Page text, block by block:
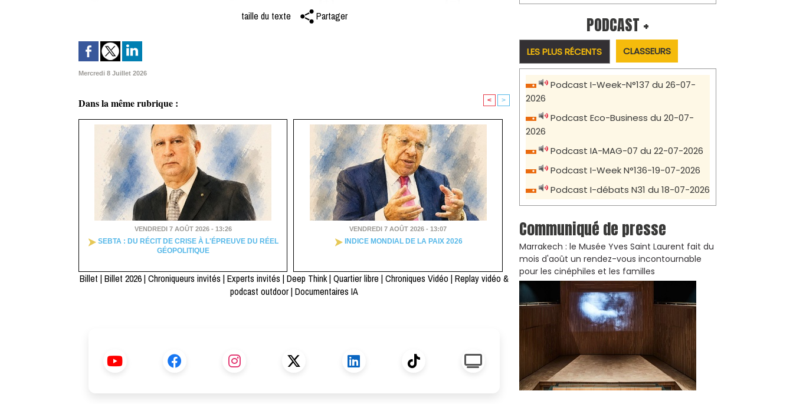
taille du texte Partager
Mercredi 8 Juillet 2026
Dans la même rubrique : < >
VENDREDI 7 AOÛT 2026 - 13:26
SEBTA : DU RÉCIT DE CRISE À L'ÉPREUVE DU RÉEL
GÉOPOLITIQUE
VENDREDI 7 AOÛT 2026 - 13:07
INDICE MONDIAL DE LA PAIX 2026
Billet |Billet 2026|Chroniqueurs invités |Experts invités |Deep Think|Quartier libre |Chroniques Vidéo |Replay vidéo &
podcast outdoor|Documentaires IA
PODCAST +
LES PLUS RÉCENTS CLASSEURS
Podcast I-Week-N°137 du 26-07-
2026
Podcast Eco-Business du 20-07-
2026
Podcast IA-MAG-07 du 22-07-2026
Podcast I-Week N°136-19-07-2026
Podcast I-débats N31 du 18-07-2026
Communiqué de presse
Marrakech : le Musée Yves Saint Laurent fait du
mois d'août un rendez-vous incontournable
pour les cinéphiles et les familles